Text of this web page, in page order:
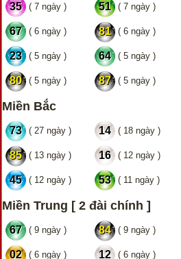
35 ( 7 ngày ) 51 ( 7 ngày )
67 ( 6 ngày ) 81 ( 6 ngày )
23 ( 5 ngày ) 64 ( 5 ngày )
80 ( 5 ngày ) 87 ( 5 ngày )
Miền Bắc
73 ( 27 ngày ) 14 ( 18 ngày )
85 ( 13 ngày ) 16 ( 12 ngày )
45 ( 12 ngày ) 53 ( 11 ngày )
Miền Trung [ 2 đài chính ]
67 ( 9 ngày ) 84 ( 9 ngày )
02 ( 6 ngày ) 12 ( 6 ngày )